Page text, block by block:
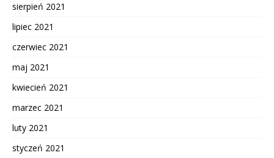
sierpień 2021
lipiec 2021
czerwiec 2021
maj 2021
kwiecień 2021
marzec 2021
luty 2021
styczeń 2021